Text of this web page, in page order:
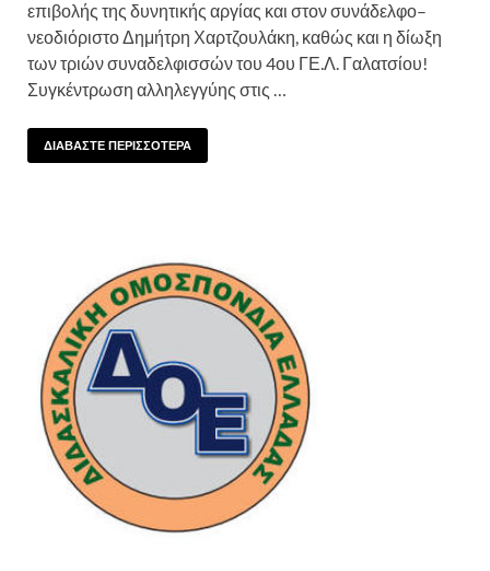
επιβολής της δυνητικής αργίας και στον συνάδελφο–
νεοδιόριστο Δημήτρη Χαρτζουλάκη, καθώς και η δίωξη
των τριών συναδελφισσών του 4ου ΓΕ.Λ. Γαλατσίου!
Συγκέντρωση αλληλεγγύης στις …
ΔΙΑΒΑΣΤΕ ΠΕΡΙΣΣΟΤΕΡΑ